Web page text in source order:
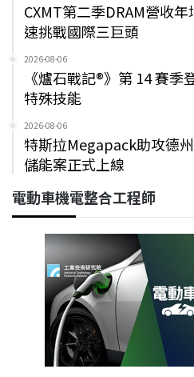
CXMT第二季DRAM營收
速挑戰國際三巨頭
2026-08-06
《爐石戰記®》第 14 賽
特殊技能
2026-08-06
特斯拉Megapack助攻德
儲能案正式上線
電動車機電整合工程師